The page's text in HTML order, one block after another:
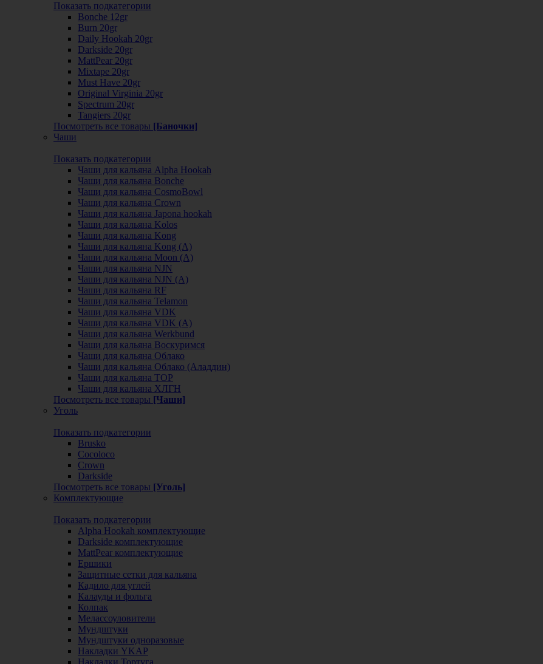
Показать подкатегории
Bonche 12gr
Burn 20gr
Daily Hookah 20gr
Darkside 20gr
MattPear 20gr
Mixtape 20gr
Must Have 20gr
Original Virginia 20gr
Spectrum 20gr
Tangiers 20gr
Посмотреть все товары [Баночки]
Чаши
Показать подкатегории
Чаши для кальяна Alpha Hookah
Чаши для кальяна Bonche
Чаши для кальяна CosmoBowl
Чаши для кальяна Crown
Чаши для кальяна Japona hookah
Чаши для кальяна Kolos
Чаши для кальяна Kong
Чаши для кальяна Kong (A)
Чаши для кальяна Moon (А)
Чаши для кальяна NJN
Чаши для кальяна NJN (А)
Чаши для кальяна RF
Чаши для кальяна Telamon
Чаши для кальяна VDK
Чаши для кальяна VDK (А)
Чаши для кальяна Werkbund
Чаши для кальяна Воскуримся
Чаши для кальяна Облако
Чаши для кальяна Облако (Аладдин)
Чаши для кальяна ТОР
Чаши для кальяна ХЛГН
Посмотреть все товары [Чаши]
Уголь
Показать подкатегории
Brusko
Cocoloco
Crown
Darkside
Посмотреть все товары [Уголь]
Комплектующие
Показать подкатегории
Alpha Hookah комплектующие
Darkside комплектующие
MattPear комплектующие
Ершики
Защитные сетки для кальяна
Кадило для углей
Калауды и фольга
Колпак
Мелассоуловители
Мундштуки
Мундштуки одноразовые
Накладки YKAP
Накладки Тортуга